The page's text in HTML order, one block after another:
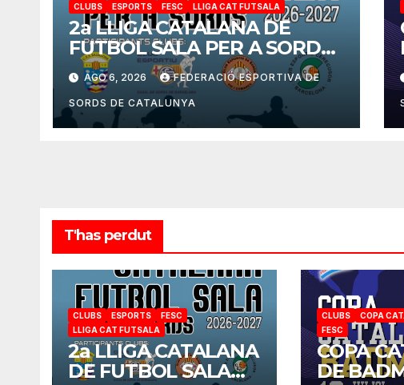
CLUBS ESPORTS FESC LLIGA CAT FUTSALA
2a LLIGA CATALANA DE
FUTBOL SALA PER A SORDS
2026-2027
AGO 6, 2026 FEDERACIÓ ESPORTIVA DE
SORDS DE CATALUNYA
T'has perdut
CLUBS ESPORTS
FESC
LLIGA CAT FUTSALA
2a LLIGA CATALANA
DE FUTBOL SALA
CLUBS COPA
FESC
COPA
DE